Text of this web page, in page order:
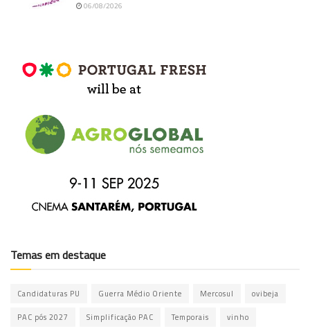
06/08/2026
Temas em destaque
Candidaturas PU Guerra Médio Oriente Mercosul ovibeja
PAC pós 2027 Simplificação PAC Temporais vinho